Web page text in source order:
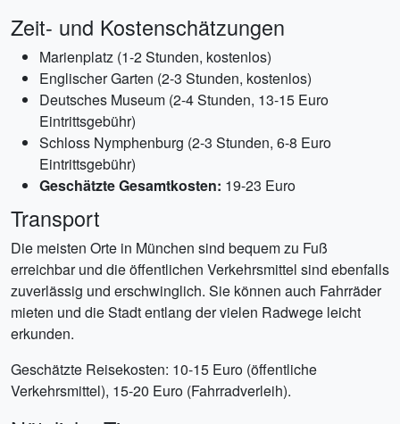
Zeit- und Kostenschätzungen
Marienplatz (1-2 Stunden, kostenlos)
Englischer Garten (2-3 Stunden, kostenlos)
Deutsches Museum (2-4 Stunden, 13-15 Euro
Eintrittsgebühr)
Schloss Nymphenburg (2-3 Stunden, 6-8 Euro
Eintrittsgebühr)
Geschätzte Gesamtkosten: 19-23 Euro
Transport
Die meisten Orte in München sind bequem zu Fuß
erreichbar und die öffentlichen Verkehrsmittel sind ebenfalls
zuverlässig und erschwinglich. Sie können auch Fahrräder
mieten und die Stadt entlang der vielen Radwege leicht
erkunden.
Geschätzte Reisekosten: 10-15 Euro (öffentliche
Verkehrsmittel), 15-20 Euro (Fahrradverleih).